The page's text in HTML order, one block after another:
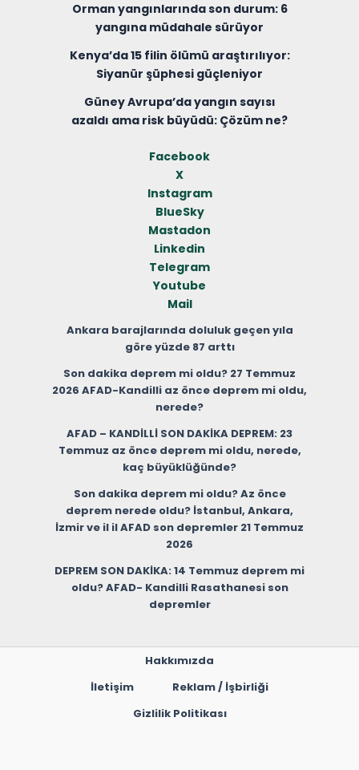
Orman yangınlarında son durum: 6
yangına müdahale sürüyor
Kenya’da 15 filin ölümü araştırılıyor:
Siyanür şüphesi güçleniyor
Güney Avrupa’da yangın sayısı
azaldı ama risk büyüdü: Çözüm ne?
Facebook
X
Instagram
BlueSky
Mastadon
Linkedin
Telegram
Youtube
Mail
Ankara barajlarında doluluk geçen yıla
göre yüzde 87 arttı
Son dakika deprem mi oldu? 27 Temmuz
2026 AFAD-Kandilli az önce deprem mi oldu,
nerede?
AFAD – KANDİLLİ SON DAKİKA DEPREM: 23
Temmuz az önce deprem mi oldu, nerede,
kaç büyüklüğünde?
Son dakika deprem mi oldu? Az önce
deprem nerede oldu? İstanbul, Ankara,
İzmir ve il il AFAD son depremler 21 Temmuz
2026
DEPREM SON DAKİKA: 14 Temmuz deprem mi
oldu? AFAD- Kandilli Rasathanesi son
depremler
Hakkımızda
İletişim
Reklam / İşbirliği
Gizlilik Politikası